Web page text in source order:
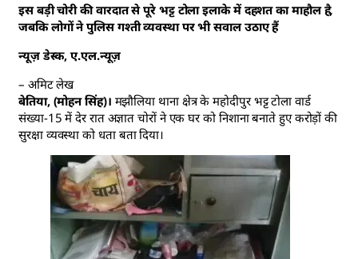
इस बड़ी चोरी की वारदात से पूरे भट्ट टोला इलाके में दहशत का माहौल है,
जबकि लोगों ने पुलिस गश्ती व्यवस्था पर भी सवाल उठाए हैं
न्यूज़ डेस्क, ए.एल.न्यूज़
– अमिट लेख
बेतिया, (मोहन सिंह)। मझौलिया थाना क्षेत्र के महोदीपुर भट्ट टोला वार्ड
संख्या-15 में देर रात अज्ञात चोरों ने एक घर को निशाना बनाते हुए करोड़ों की
सुरक्षा व्यवस्था को धता बता दिया।